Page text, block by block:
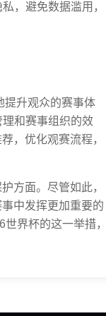
，避免数据滥用，
提升观众的赛事体
和赛事组织的效
，优化观赛流程，
方面。尽管如此，
中发挥更加重要的
界杯的这一举措，